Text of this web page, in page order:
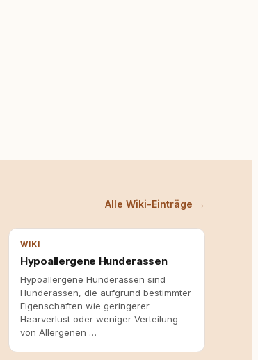
Alle Wiki-Einträge →
WIKI
Hypoallergene Hunderassen
Hypoallergene Hunderassen sind
Hunderassen, die aufgrund bestimmter
Eigenschaften wie geringerer
Haarverlust oder weniger Verteilung
von Allergenen …